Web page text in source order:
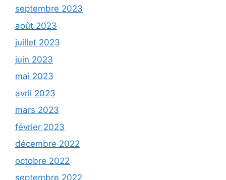
septembre 2023
août 2023
juillet 2023
juin 2023
mai 2023
avril 2023
mars 2023
février 2023
décembre 2022
octobre 2022
septembre 2022